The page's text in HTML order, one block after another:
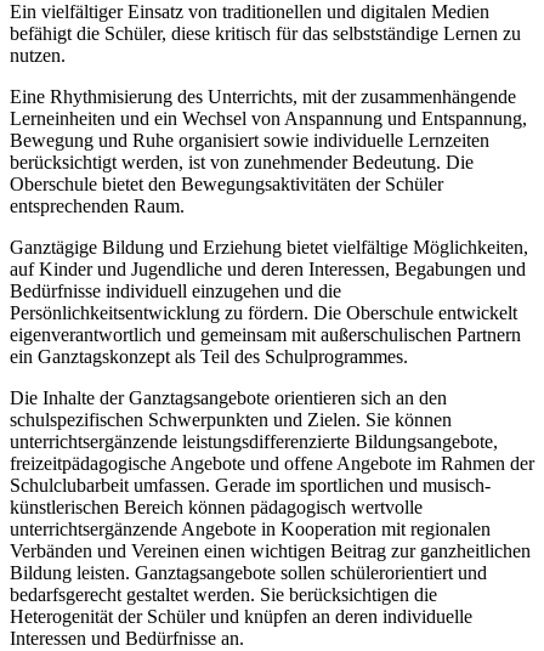
Ein vielfältiger Einsatz von traditionellen und digitalen Medien
befähigt die Schüler, diese kritisch für das selbstständige Lernen zu
nutzen.
Eine Rhythmisierung des Unterrichts, mit der zusammenhängende
Lerneinheiten und ein Wechsel von Anspannung und Entspannung,
Bewegung und Ruhe organisiert sowie individuelle Lernzeiten
berücksichtigt werden, ist von zunehmender Bedeutung. Die
Oberschule bietet den Bewegungsaktivitäten der Schüler
entsprechenden Raum.
Ganztägige Bildung und Erziehung bietet vielfältige Möglichkeiten,
auf Kinder und Jugendliche und deren Interessen, Begabungen und
Bedürfnisse individuell einzugehen und die
Persönlichkeitsentwicklung zu fördern. Die Oberschule entwickelt
eigenverantwortlich und gemeinsam mit außerschulischen Partnern
ein Ganztagskonzept als Teil des Schulprogrammes.
Die Inhalte der Ganztagsangebote orientieren sich an den
schulspezifischen Schwerpunkten und Zielen. Sie können
unterrichtsergänzende leistungsdifferenzierte Bildungsangebote,
freizeitpädagogische Angebote und offene Angebote im Rahmen der
Schulclubarbeit umfassen. Gerade im sportlichen und musisch-
künstlerischen Bereich können pädagogisch wertvolle
unterrichtsergänzende Angebote in Kooperation mit regionalen
Verbänden und Vereinen einen wichtigen Beitrag zur ganzheitlichen
Bildung leisten. Ganztagsangebote sollen schülerorientiert und
bedarfsgerecht gestaltet werden. Sie berücksichtigen die
Heterogenität der Schüler und knüpfen an deren individuelle
Interessen und Bedürfnisse an.